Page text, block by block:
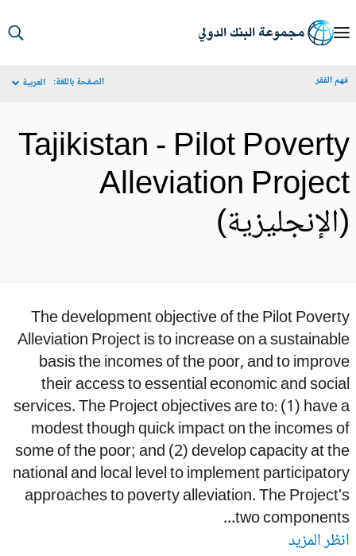
الفقر الصفحة باللغة: العربية
Tajikistan - Pilot
Alleviation
The development objective of the Pilot
Alleviation Project is to increase on a
basis the incomes of the poor, and to
their access to essential economic and
services. The Project objectives are to: (1) have
modest though quick impact on the incomes
some of the poor; and (2) develop capacity at
national and local level to implement
approaches to poverty alleviation. The
two
المزيد